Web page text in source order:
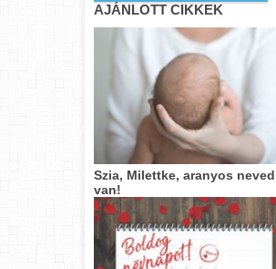
AJÁNLOTT CIKKEK
Szia, Milettke, aranyos neved
van!